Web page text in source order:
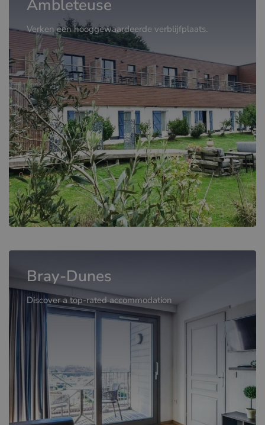
Ambleteuse
Verken een hooggewaardeerde verblijfplaats.
Bray-Dunes
Discover a top-rated accommodation